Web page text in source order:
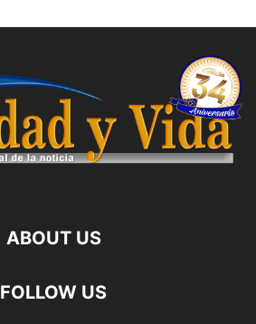
ABOUT US
FOLLOW US